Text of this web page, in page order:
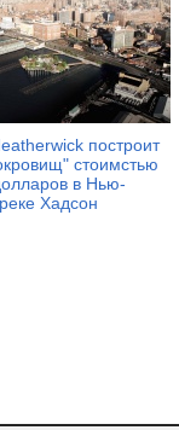
построит
стоимстью
в Нью-
Хадсон